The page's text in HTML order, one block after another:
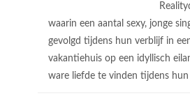
waarin een aantal sexy, jonge
gevolgd tijdens hun verblijf in
vakantiehuis op een idyllisch
ware liefde te vinden tijdens